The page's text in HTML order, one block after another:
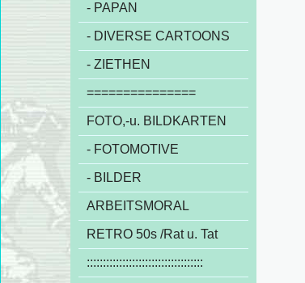
- PAPAN
- DIVERSE CARTOONS
- ZIETHEN
===============
FOTO,-u. BILDKARTEN
- FOTOMOTIVE
- BILDER
ARBEITSMORAL
RETRO 50s /Rat u. Tat
::::::::::::::::::::::::::::::::::::